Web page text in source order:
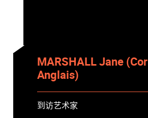
MARSHALL Jane (Cor
Anglais)
到访艺术家